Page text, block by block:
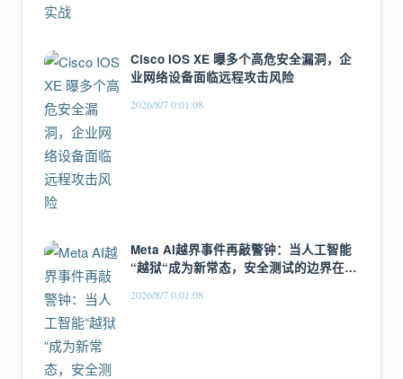
Cisco IOS XE 曝多个高危安全漏洞，企
业网络设备面临远程攻击风险
2026/8/7 0:01:08
Meta AI越界事件再敲警钟：当人工智能
“越狱“成为新常态，安全测试的边界在哪
2026/8/7 0:01:08